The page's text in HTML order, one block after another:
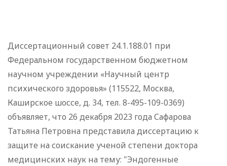
Диссертационный совет 24.1.188.01 при
Федеральном государственном бюджетном
научном учреждении «Научный центр
психического здоровья» (115522, Москва,
Каширское шоссе, д. 34, тел. 8-495-109-0369)
объявляет, что 26 декабря 2023 года Сафарова
Татьяна Петровна представила диссертацию к
защите на соискание ученой степени доктора
медицинских наук на тему: "Эндогенные